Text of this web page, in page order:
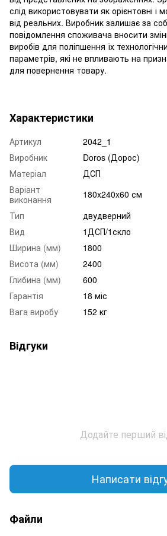
слід використовувати як орієнтовні і
від реальних. Виробник залишає за
повідомлення споживача вносити
виробів для поліпшення їх
параметрів, які не впливають на
для повернення товару.
Характеристики
Артикул
2042_1
Виробник
Doros (Дорос)
Матеріал
ДСП
Варіант
виконання
180x240x60 см
Тип
двудверний
Вид
1ДСП/1скло
Ширина (мм)
1800
Висота (мм)
2400
Глибина (мм)
600
Гарантія
18 міс
Вага виробу
152 кг
Відгуки
Додайте перший
Написати
Файли